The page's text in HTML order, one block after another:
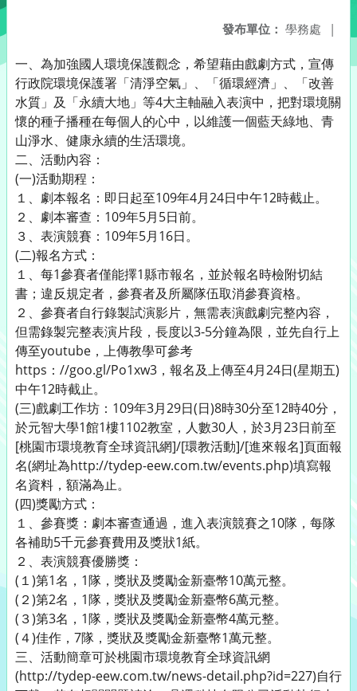
發布單位： 學務處 |
一、為加強國人環境保護觀念，希望藉由戲劇方式，宣傳
行政院環境保護署「清淨空氣」、「循環經濟」、「改善
水質」及「永續大地」等4大主軸融入表演中，把對環境關
懷的種子播種在每個人的心中，以維護一個藍天綠地、青
山淨水、健康永續的生活環境。
二、活動內容：
(一)活動期程：
１、劇本報名：即日起至109年4月24日中午12時截止。
２、劇本審查：109年5月5日前。
３、表演競賽：109年5月16日。
(二)報名方式：
１、每1參賽者僅能擇1縣市報名，並於報名時檢附切結
書；違反規定者，參賽者及所屬隊伍取消參賽資格。
２、參賽者自行錄製試演影片，無需表演戲劇完整內容，
但需錄製完整表演片段，長度以3-5分鐘為限，並先自行上
傳至youtube，上傳教學可參考
https：//goo.gl/Po1xw3，報名及上傳至4月24日(星期五)
中午12時截止。
(三)戲劇工作坊：109年3月29日(日)8時30分至12時40分，
於元智大學1館1樓1102教室，人數30人，於3月23日前至
[桃園市環境教育全球資訊網]/[環教活動]/[進來報名]頁面報
名(網址為http://tydep-eew.com.tw/events.php)填寫報
名資料，額滿為止。
(四)獎勵方式：
１、參賽獎：劇本審查通過，進入表演競賽之10隊，每隊
各補助5千元參賽費用及獎狀1紙。
２、表演競賽優勝獎：
(１)第1名，1隊，獎狀及獎勵金新臺幣10萬元整。
(２)第2名，1隊，獎狀及獎勵金新臺幣6萬元整。
(３)第3名，1隊，獎狀及獎勵金新臺幣4萬元整。
(４)佳作，7隊，獎狀及獎勵金新臺幣1萬元整。
三、活動簡章可於桃園市環境教育全球資訊網
(http://tydep-eew.com.tw/news-detail.php?id=227)自行